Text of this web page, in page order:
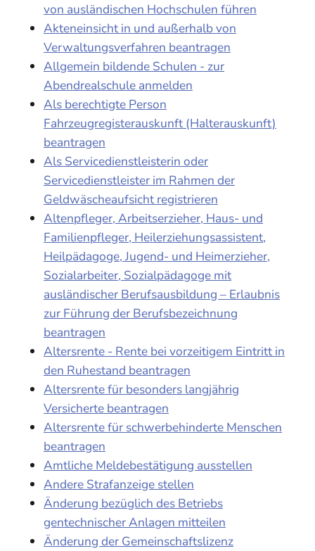
von ausländischen Hochschulen führen
Akteneinsicht in und außerhalb von
Verwaltungsverfahren beantragen
Allgemein bildende Schulen - zur
Abendrealschule anmelden
Als berechtigte Person
Fahrzeugregisterauskunft (Halterauskunft)
beantragen
Als Servicedienstleisterin oder
Servicedienstleister im Rahmen der
Geldwäscheaufsicht registrieren
Altenpfleger, Arbeitserzieher, Haus- und
Familienpfleger, Heilerziehungsassistent,
Heilpädagoge, Jugend- und Heimerzieher,
Sozialarbeiter, Sozialpädagoge mit
ausländischer Berufsausbildung – Erlaubnis
zur Führung der Berufsbezeichnung
beantragen
Altersrente - Rente bei vorzeitigem Eintritt in
den Ruhestand beantragen
Altersrente für besonders langjährig
Versicherte beantragen
Altersrente für schwerbehinderte Menschen
beantragen
Amtliche Meldebestätigung ausstellen
Andere Strafanzeige stellen
Änderung bezüglich des Betriebs
gentechnischer Anlagen mitteilen
Änderung der Gemeinschaftslizenz